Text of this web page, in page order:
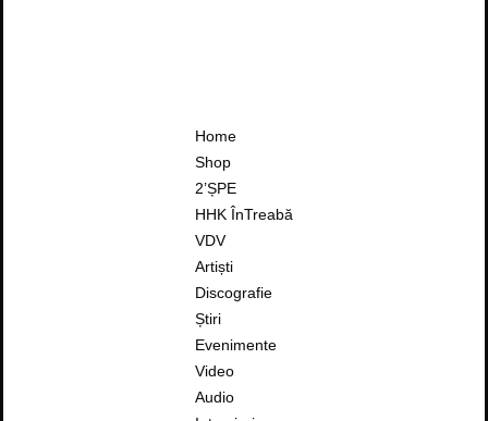
Home
Shop
2’ȘPE
HHK ÎnTreabă
VDV
Artiști
Discografie
Știri
Evenimente
Video
Audio